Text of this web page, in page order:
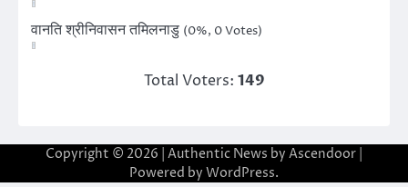
वानति श्रीनिवासन तमिलनाडु (0%, 0 Votes)
Total Voters: 149
Copyright © 2026 | Authentic News by Ascendoor
Powered by WordPress.